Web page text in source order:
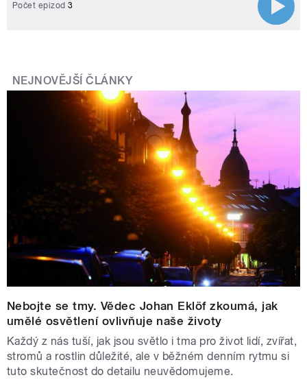
Počet epizod 3
NEJNOVĚJŠÍ ČLÁNKY
Nebojte se tmy. Vědec Johan Eklöf zkoumá, jak
umělé osvětlení ovlivňuje naše životy
Každý z nás tuší, jak jsou světlo i tma pro život lidí, zvířat,
stromů a rostlin důležité, ale v běžném denním rytmu si
tuto skutečnost do detailu neuvědomujeme.